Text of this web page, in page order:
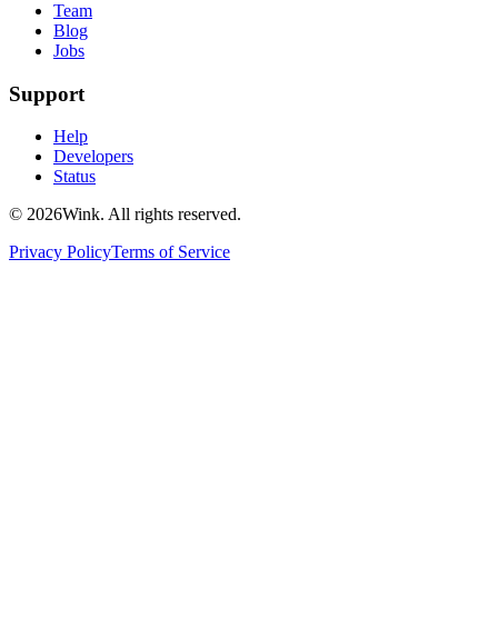
Team
Blog
Jobs
Support
Help
Developers
Status
© 2026Wink. All rights reserved.
Privacy PolicyTerms of Service